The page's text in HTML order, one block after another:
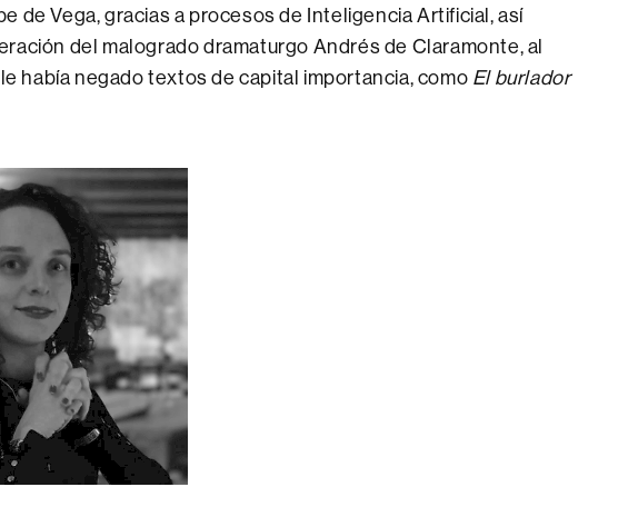
de Vega, gracias a procesos de Inteligencia Artificial, así
del malogrado dramaturgo Andrés de Claramonte, al
había negado textos de capital importancia, como El burlador